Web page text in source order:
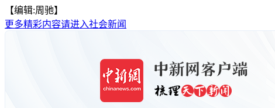
【编辑:周驰】
更多精彩内容请进入社会新闻